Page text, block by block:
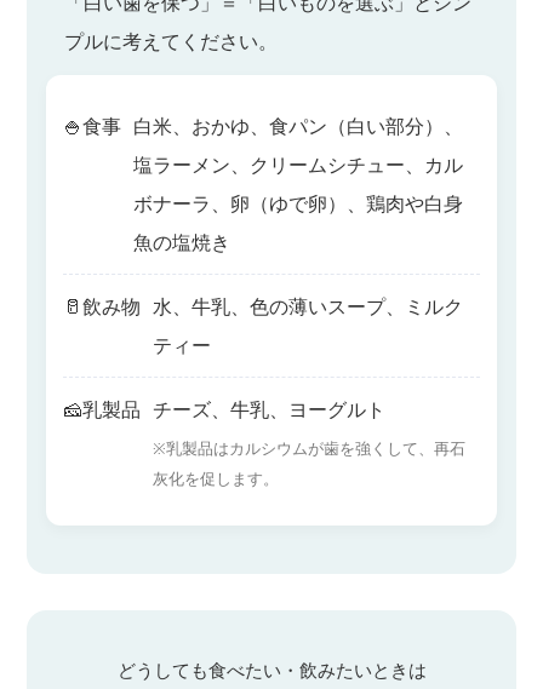
プルに考えてください。
🍚食事 白米、おかゆ、食パン（白い部分）、
塩ラーメン、クリームシチュー、カル
ボナーラ、卵（ゆで卵）、鶏肉や白身
魚の塩焼き
🥛飲み物 水、牛乳、色の薄いスープ、ミルク
ティー
🧀乳製品 チーズ、牛乳、ヨーグルト
※乳製品はカルシウムが歯を強くして、再石
灰化を促します。
どうしても食べたい・飲みたいときは